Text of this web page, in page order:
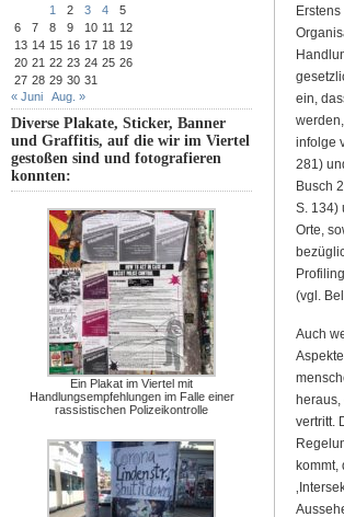
1
2 3 4
5
6
7 8 9 10 11
12
13 14 15 16 17 18 19
20 21 22 23 24 25 26
27 28 29 30 31
« Juni
Aug. »
Diverse Plakate, Sticker, Banner
und Graffitis, auf die wir im Viertel
gestoßen sind und fotografieren
konnten:
Ein Plakat im Viertel mit
Handlungsempfehlungen im Falle einer
rassistischen Polizeikontrolle
ein,
infolge
281)
Busch
S. 134)
Orte,
(vgl.
Auch
vertritt.